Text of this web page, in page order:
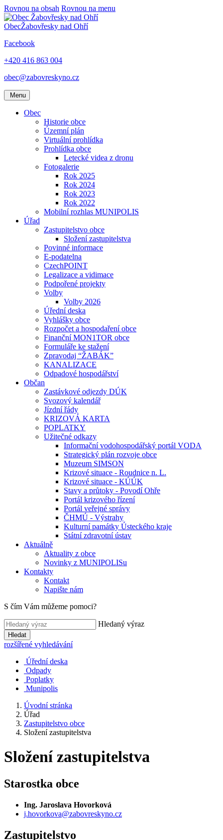
Rovnou na obsah Rovnou na menu
ObecŽabovřesky nad Ohří
Facebook
+420 416 863 004
obec@zabovreskyno.cz
Menu
Obec
Historie obce
Územní plán
Virtuální prohlídka
Prohlídka obce
Letecké videa z dronu
Fotogalerie
Rok 2025
Rok 2024
Rok 2023
Rok 2022
Mobilní rozhlas MUNIPOLIS
Úřad
Zastupitelstvo obce
Složení zastupitelstva
Povinné informace
E-podatelna
CzechPOINT
Legalizace a vidimace
Podpořené projekty
Volby
Volby 2026
Úřední deska
Vyhlášky obce
Rozpočet a hospodaření obce
Finanční MON1TOR obce
Formuláře ke stažení
Zpravodaj “ŽABÁK”
KANALIZACE
Odpadové hospodářství
Občan
Zastávkové odjezdy DÚK
Svozový kalendář
Jízdní řády
KRIZOVÁ KARTA
POPLATKY
Užitečné odkazy
Informační vodohospodářský portál VODA
Strategický plán rozvoje obce
Muzeum SIMSON
Krizové situace - Roudnice n. L.
Krizové situace - KÚÚK
Stavy a průtoky - Povodí Ohře
Portál krizového řízení
Portál veřejné správy
ČHMÚ - Výstrahy
Kulturní památky Ústeckého kraje
Státní zdravotní ústav
Aktuálně
Aktuality z obce
Novinky z MUNIPOLISu
Kontakty
Kontakt
Napište nám
S čím Vám můžeme pomoci?
Hledaný výraz
Hledat
rozšířené vyhledávání
Úřední deska
Odpady
Poplatky
Munipolis
Úvodní stránka
Úřad
Zastupitelstvo obce
Složení zastupitelstva
Složení zastupitelstva
Starostka obce
Ing. Jaroslava Hovorková
j.hovorkova@zabovreskyno.cz
Zastupitelstvo